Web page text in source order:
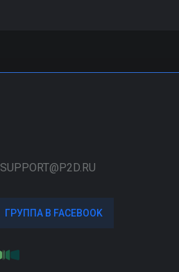
SUPPORT@P2D.RU
ГРУППА В FACEBOOK
ГРУППА В FACEBOOK